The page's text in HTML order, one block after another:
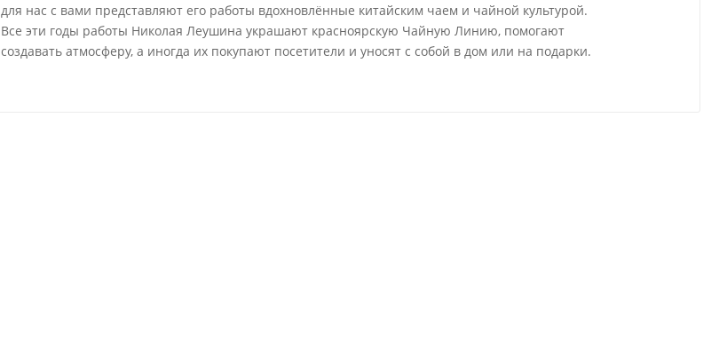
для нас с вами представляют его работы вдохновлённые китайским чаем и чайной культурой.
Все эти годы работы Николая Леушина украшают красноярскую Чайную Линию, помогают
создавать атмосферу, а иногда их покупают посетители и уносят с собой в дом или на подарки.